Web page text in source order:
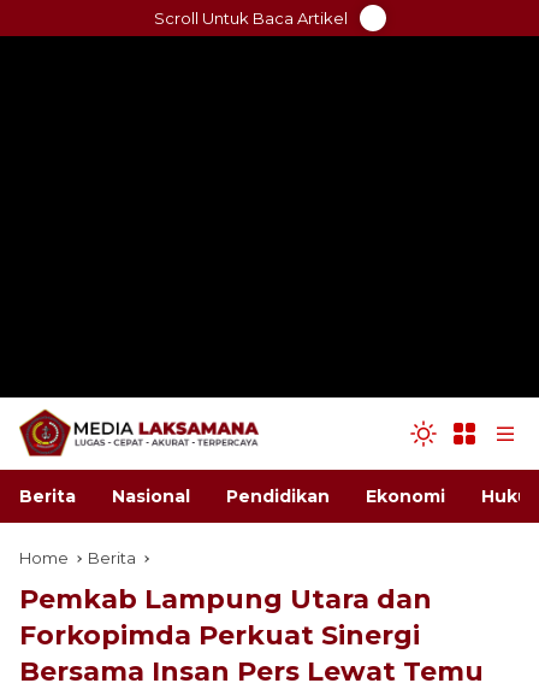
to
Scroll Untuk Baca Artikel
Berita Nasional Pendidikan Ekonomi
Home Berita
Pemkab Lampung Utara dan
Forkopimda Perkuat Sinergi
Bersama Insan Pers Lewat Temu